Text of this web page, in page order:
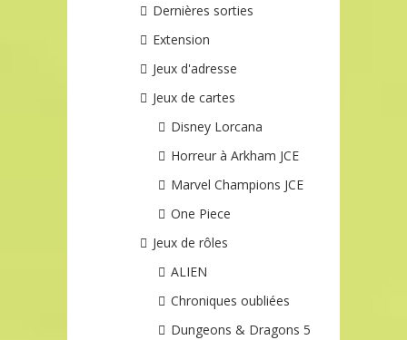
Dernières sorties
Extension
Jeux d'adresse
Jeux de cartes
Disney Lorcana
Horreur à Arkham JCE
Marvel Champions JCE
One Piece
Jeux de rôles
ALIEN
Chroniques oubliées
Dungeons & Dragons 5